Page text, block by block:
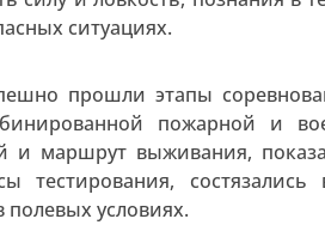
ситуациях.
прошли этапы
пожарной и
и маршрут выживания,
тестирования,
условиях.